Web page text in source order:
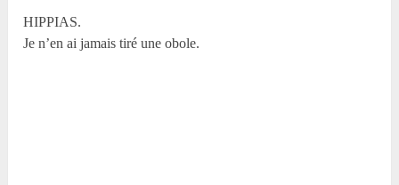
HIPPIAS.
Je n’en ai jamais tiré une obole.